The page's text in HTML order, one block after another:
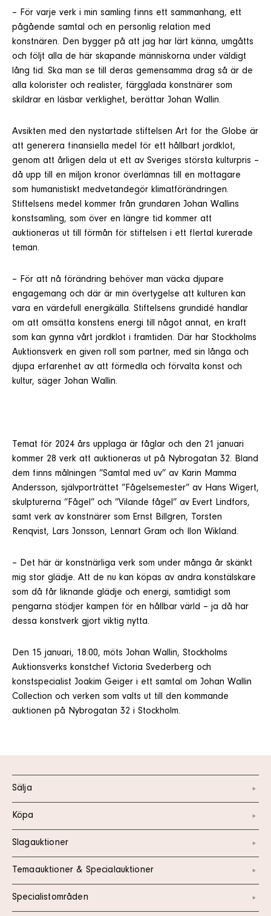
– För varje verk i min samling finns ett sammanhang, ett
pågående samtal och en personlig relation med
konstnären. Den bygger på att jag har lärt känna, umgåtts
och följt alla de här skapande människorna under väldigt
lång tid. Ska man se till deras gemensamma drag så är de
alla kolorister och realister, färgglada konstnärer som
skildrar en läsbar verklighet, berättar Johan Wallin.
Avsikten med den nystartade stiftelsen Art for the Globe är
att generera finansiella medel för ett hållbart jordklot,
genom att årligen dela ut ett av Sveriges största kulturpris –
då upp till en miljon kronor överlämnas till en mottagare
som humanistiskt medvetandegör klimatförändringen.
Stiftelsens medel kommer från grundaren Johan Wallins
konstsamling, som över en längre tid kommer att
auktioneras ut till förmån för stiftelsen i ett flertal kurerade
teman.
– För att nå förändring behöver man väcka djupare
engagemang och där är min övertygelse att kulturen kan
vara en värdefull energikälla. Stiftelsens grundidé handlar
om att omsätta konstens energi till något annat, en kraft
som kan gynna vårt jordklot i framtiden. Där har Stockholms
Auktionsverk en given roll som partner, med sin långa och
djupa erfarenhet av att förmedla och förvalta konst och
kultur, säger Johan Wallin.
Temat för 2024 års upplaga är fåglar och den 21 januari
kommer 28 verk att auktioneras ut på Nybrogatan 32. Bland
dem finns målningen ”Samtal med uv” av Karin Mamma
Andersson, självporträttet ”Fågelsemester” av Hans Wigert,
skulpturerna ”Fågel” och ”Vilande fågel” av Evert Lindfors,
samt verk av konstnärer som Ernst Billgren, Torsten
Renqvist, Lars Jonsson, Lennart Gram och Ilon Wikland.
– Det här är konstnärliga verk som under många år skänkt
mig stor glädje. Att de nu kan köpas av andra konstälskare
som då får liknande glädje och energi, samtidigt som
pengarna stödjer kampen för en hållbar värld – ja då har
dessa konstverk gjort viktig nytta.
Den 15 januari, 18:00, möts Johan Wallin, Stockholms
Auktionsverks konstchef Victoria Svederberg och
konstspecialist Joakim Geiger i ett samtal om Johan Wallin
Collection och verken som valts ut till den kommande
auktionen på Nybrogatan 32 i Stockholm.
Sälja
Köpa
Slagauktioner
Temaauktioner & Specialauktioner
Specialistområden